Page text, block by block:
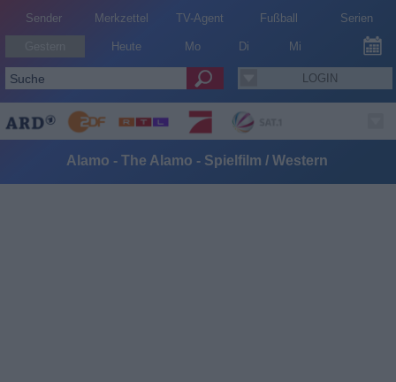
Sender
Merkzettel TV-Agent Fußball Serien
Heute Mo Di Mi
LOGIN
Alamo - The Alamo - Spielfilm / Western